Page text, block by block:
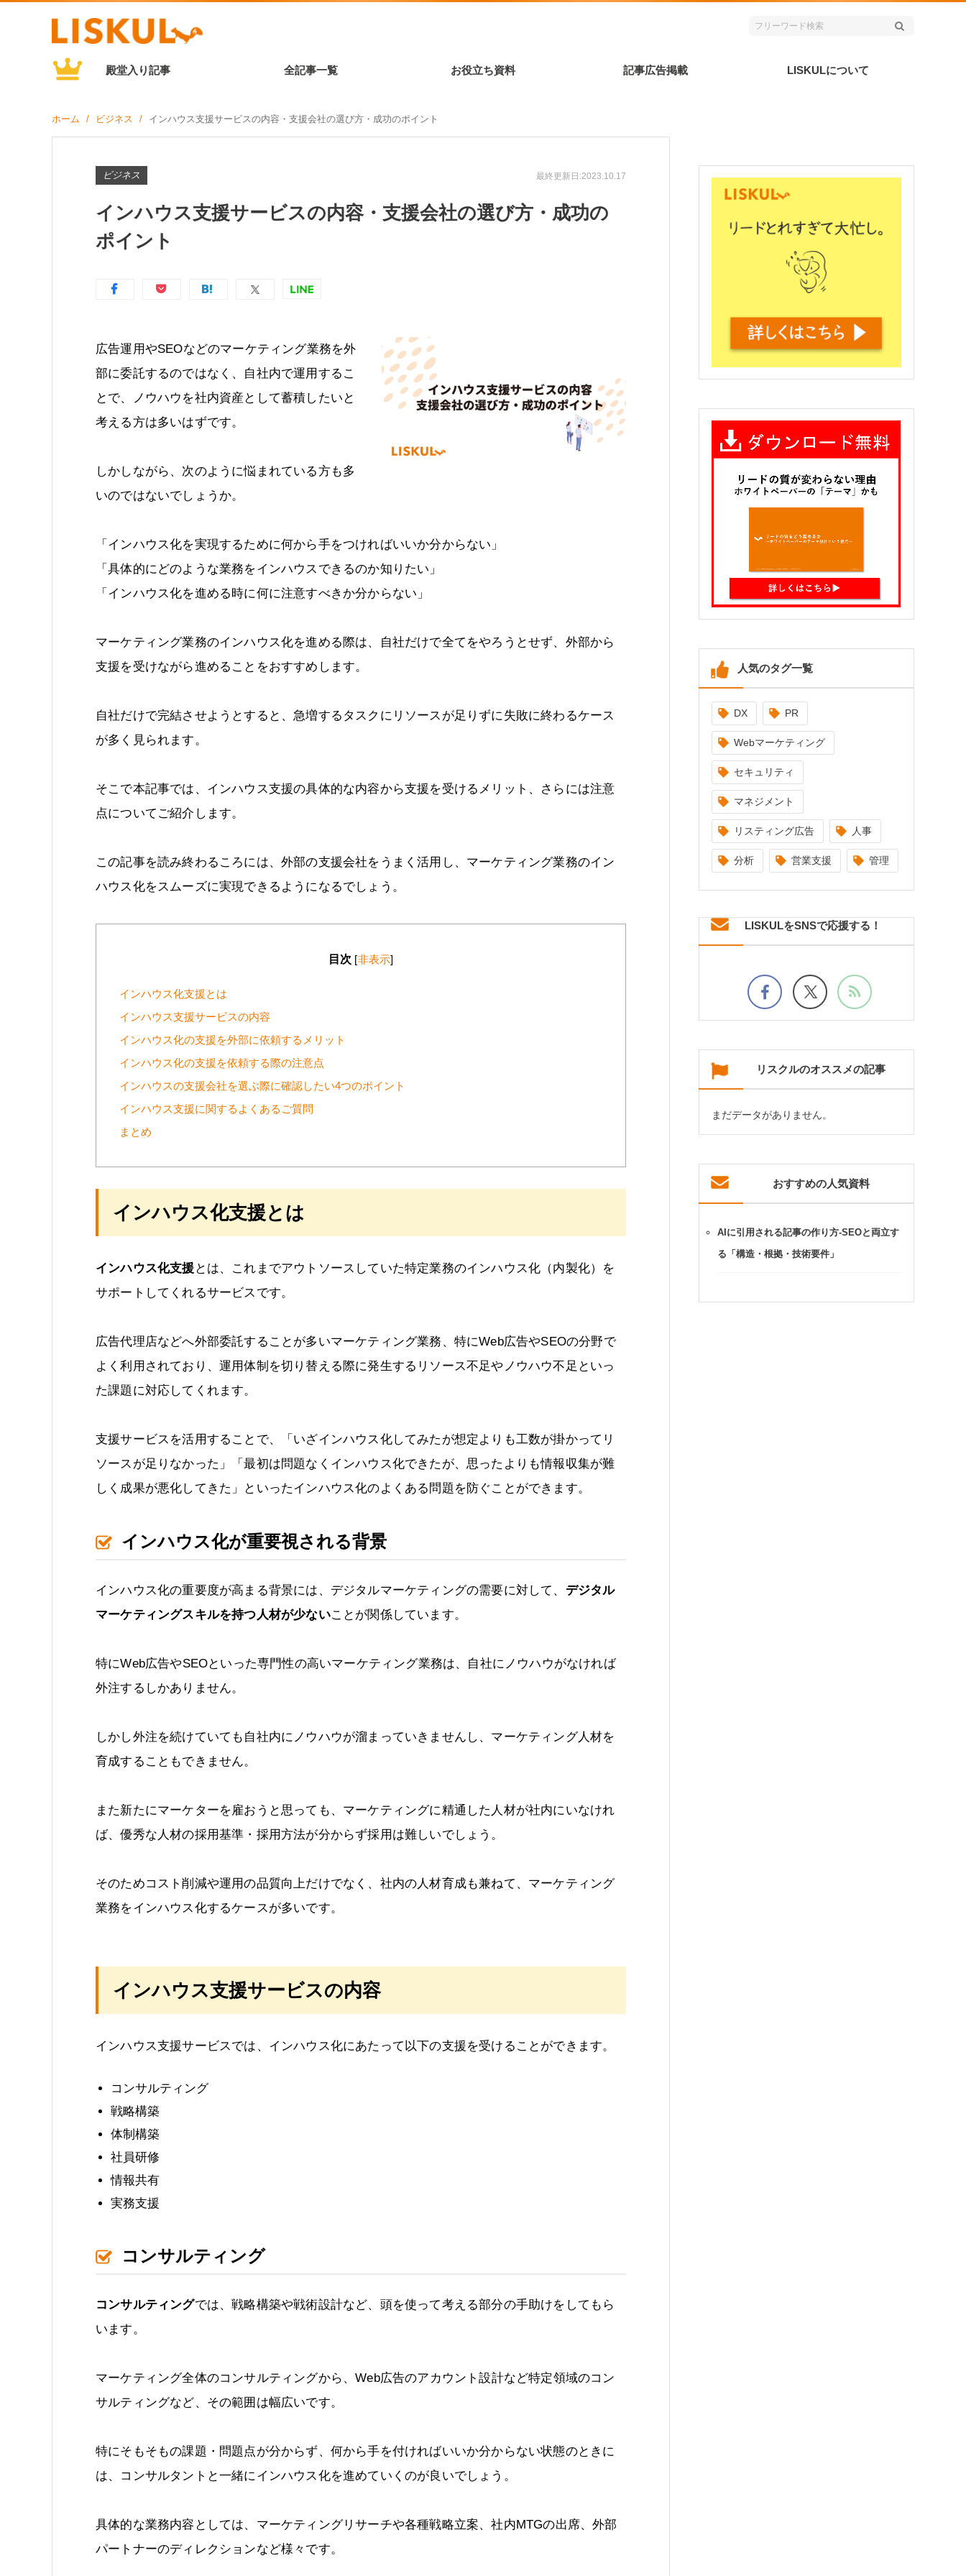
殿堂入り記事 全記事一覧 お役立ち資料 記事広告掲載 LISKULについて
ホーム ビジネス インハウス支援サービスの内容・支援会社の選び方・成功のポイント
ビジネス 最終更新日:2023.10.17
インハウス支援サービスの内容・支援会社の選び方・成功の
ポイント
広告運用やSEOなどのマーケティング業務を外
部に委託するのではなく、自社内で運用するこ
とで、ノウハウを社内資産として蓄積したいと
考える方は多いはずです。
しかしながら、次のように悩まれている方も多
いのではないでしょうか。
「インハウス化を実現するために何から手をつければいいか分からない」
「具体的にどのような業務をインハウスできるのか知りたい」
「インハウス化を進める時に何に注意すべきか分からない」
マーケティング業務のインハウス化を進める際は、自社だけで全てをやろうとせず、外部から
支援を受けながら進めることをおすすめします。
自社だけで完結させようとすると、急増するタスクにリソースが足りずに失敗に終わるケース
が多く見られます。
そこで本記事では、インハウス支援の具体的な内容から支援を受けるメリット、さらには注意
点についてご紹介します。
この記事を読み終わるころには、外部の支援会社をうまく活用し、マーケティング業務のイン
ハウス化をスムーズに実現できるようになるでしょう。
目次 [非表示]
インハウス化支援とは
インハウス支援サービスの内容
インハウス化の支援を外部に依頼するメリット
インハウス化の支援を依頼する際の注意点
インハウスの支援会社を選ぶ際に確認したい4つのポイント
インハウス支援に関するよくあるご質問
まとめ
インハウス化支援とは
インハウス化支援 とは、これまでアウトソースしていた特定業務のインハウス化（内製化）を
サポートしてくれるサービスです。
広告代理店などへ外部委託することが多いマーケティング業務、特にWeb広告やSEOの分野で
よく利用されており、運用体制を切り替える際に発生するリソース不足やノウハウ不足といっ
た課題に対応してくれます。
支援サービスを活用することで、「いざインハウス化してみたが想定よりも工数が掛かってリ
ソースが足りなかった」「最初は問題なくインハウス化できたが、思ったよりも情報収集が難
しく成果が悪化してきた」といったインハウス化のよくある問題を防ぐことができます。
インハウス化が重要視される背景
インハウス化の重要度が高まる背景には、デジタルマーケティングの需要に対して、 デジタル
マーケティングスキルを持つ人材が少ないことが関係しています。
特にWeb広告やSEOといった専門性の高いマーケティング業務は、自社にノウハウがなければ
外注するしかありません。
しかし外注を続けていても自社内にノウハウが溜まっていきませんし、マーケティング人材を
育成することもできません。
また新たにマーケターを雇おうと思っても、マーケティングに精通した人材が社内にいなけれ
ば、優秀な人材の採用基準・採用方法が分からず採用は難しいでしょう。
そのためコスト削減や運用の品質向上だけでなく、社内の人材育成も兼ねて、マーケティング
業務をインハウス化するケースが多いです。
インハウス支援サービスの内容
インハウス支援サービスでは、インハウス化にあたって以下の支援を受けることができます。
コンサルティング
戦略構築
体制構築
社員研修
情報共有
実務支援
コンサルティング
コンサルティングでは、戦略構築や戦術設計など、頭を使って考える部分の手助けをしてもら
います。
マーケティング全体のコンサルティングから、Web広告のアカウント設計など特定領域のコン
サルティングなど、その範囲は幅広いです。
特にそもそもの課題・問題点が分からず、何から手を付ければいいか分からない状態のときに
は、コンサルタントと一緒にインハウス化を進めていくのが良いでしょう。
具体的な業務内容としては、マーケティングリサーチや各種戦略立案、社内MTGの出席、外部
パートナーのディレクションなど様々です。
人気のタグ一覧
DX PR
Webマーケティング
セキュリティ
マネジメント
リスティング広告 人事
分析 営業支援 管理
LISKULをSNSで応援する！
リスクルのオススメの記事
まだデータがありません。
おすすめの人気資料
AIに引用される記事の作り方-SEOと両立す
る「構造・根拠・技術要件」